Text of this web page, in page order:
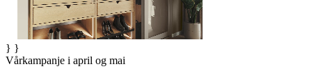
} }
Vårkampanje i april og mai